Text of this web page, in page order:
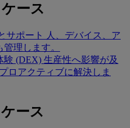
ース
サポート
人、デバイス、ア
理します。
験 (DEX) 生産性へ影響が及
ロアクティブに解決しま
ース